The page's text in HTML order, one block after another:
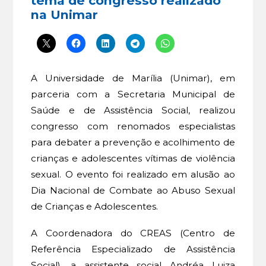
na Unimar
A Universidade de Marília (Unimar), em
parceria com a Secretaria Municipal de
Saúde e de Assistência Social, realizou
congresso com renomados especialistas
para debater a prevenção e acolhimento de
crianças e adolescentes vítimas de violência
sexual. O evento foi realizado em alusão ao
Dia Nacional de Combate ao Abuso Sexual
de Crianças e Adolescentes.
A Coordenadora do CREAS (Centro de
Referência Especializado de Assistência